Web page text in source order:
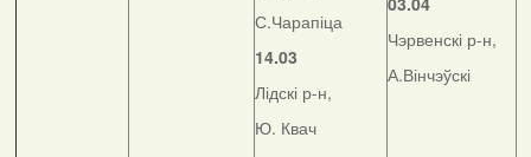
С.Чарапіца
14.03
Лідскі р-н,
Ю. Квач
Чэрвенскі р-н,
А.Вінчэўскі